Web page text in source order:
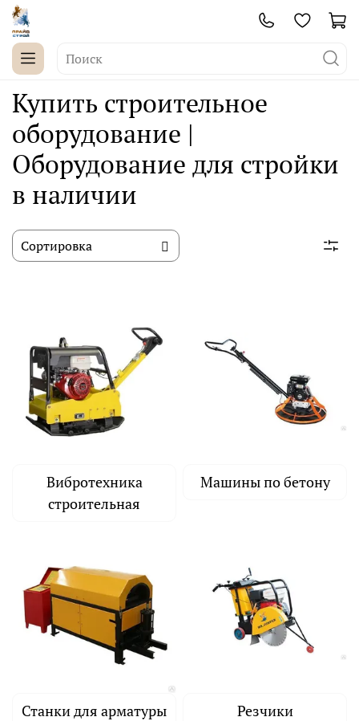
Купить строительное
оборудование |
Оборудование для стройки
в наличии
Вибротехника
строительная
Машины по бетону
Станки для арматуры Резчики